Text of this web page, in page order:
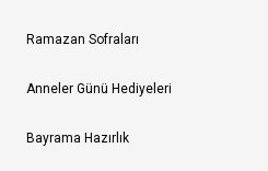
Ramazan Sofraları
Anneler Günü Hediyeleri
Bayrama Hazırlık